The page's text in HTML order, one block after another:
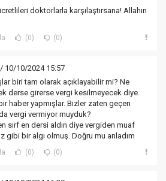
doktorlarla karşılaştırsana! Allahın
(0) (0)
/ 10/10/2024 15:57
biri tam olarak açıklayabilir mi? Ne
derse girerse vergi kesilmeyecek diye.
haber yapmışlar. Bizler zaten geçen
vergi vermiyor muyduk?
sırf en dersi aldın diye vergiden muaf
gibi bir algı olmuş. Doğru mu anladım
(0) (0)